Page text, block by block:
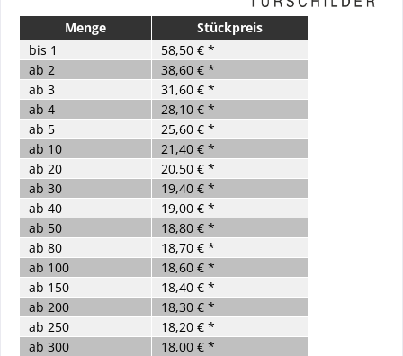
Menge
Stückpreis
bis 1
58,50 € *
ab 2
38,60 € *
ab 3
31,60 € *
ab 4
28,10 € *
ab 5
25,60 € *
ab 10
21,40 € *
ab 20
20,50 € *
ab 30
19,40 € *
ab 40
19,00 € *
ab 50
18,80 € *
ab 80
18,70 € *
ab 100
18,60 € *
ab 150
18,40 € *
ab 200
18,30 € *
ab 250
18,20 € *
ab 300
18,00 € *